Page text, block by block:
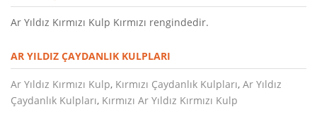
Ar Yıldız Kırmızı Kulp Kırmızı rengindedir.
AR YILDIZ ÇAYDANLIK KULPLARI
Ar Yıldız Kırmızı Kulp, Kırmızı Çaydanlık Kulpları, Ar Yıldız
Çaydanlık Kulpları, Kırmızı Ar Yıldız Kırmızı Kulp